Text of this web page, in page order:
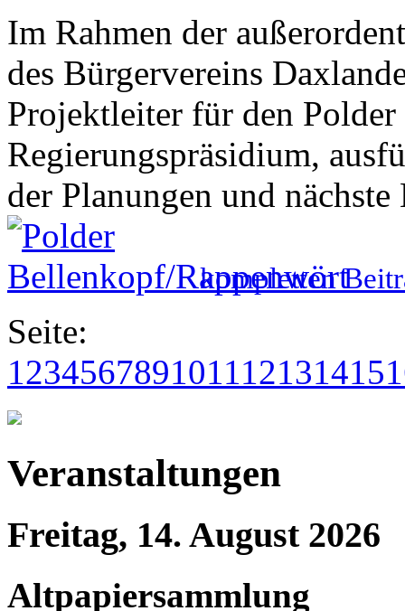
Im Rahmen der
des Bürgervereins
Projektleiter für den
Regierungspräsidium,
der Planungen und nächste
kompletten
Seite:
123456789101112131415
Veranstaltungen
Freitag, 14. August 2026
Altpapiersammlung